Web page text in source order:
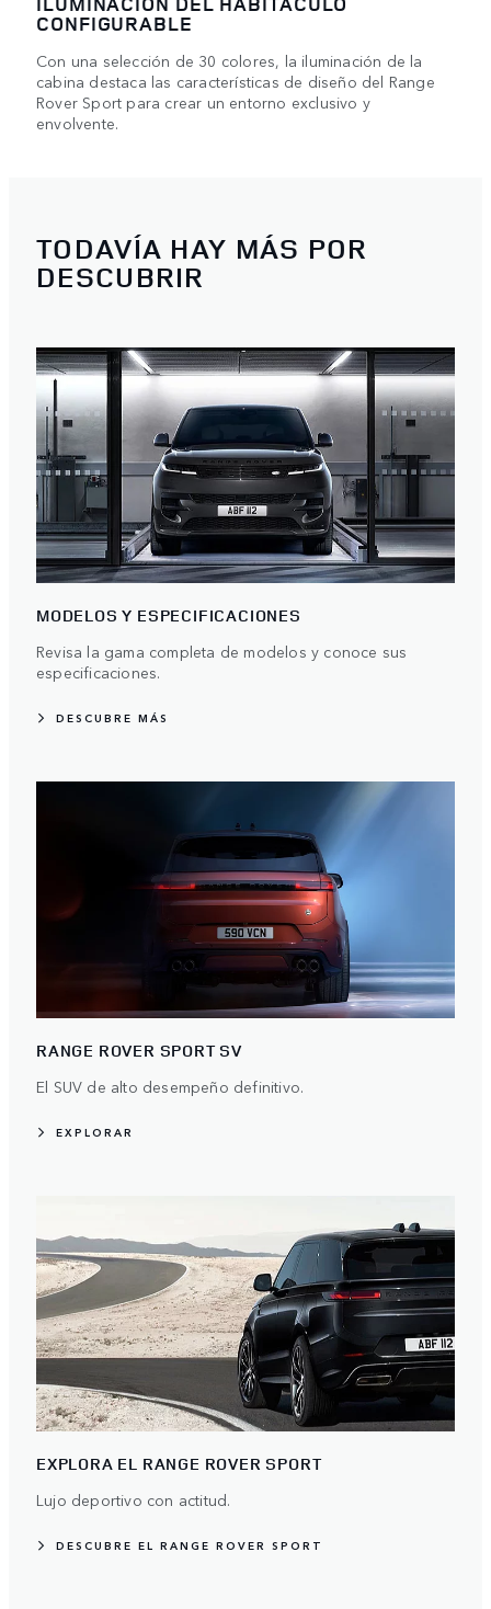
CONFIGURABLE
Con una selección de 30 colores, la iluminación de la
cabina destaca las características de diseño del Range
Rover Sport para crear un entorno exclusivo y
envolvente.
TODAVÍA HAY MÁS POR
DESCUBRIR
MODELOS Y ESPECIFICACIONES
Revisa la gama completa de modelos y conoce sus
especificaciones.
DESCUBRE MÁS
RANGE ROVER SPORT SV
El SUV de alto desempeño definitivo.
EXPLORAR
EXPLORA EL RANGE ROVER SPORT
Lujo deportivo con actitud.
DESCUBRE EL RANGE ROVER SPORT